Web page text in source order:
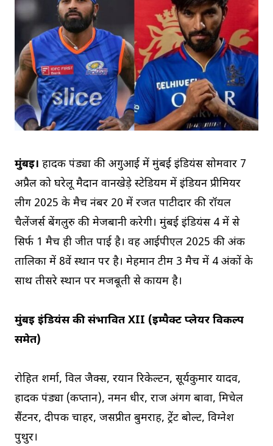
मुंबई। हार्दिक पंड्या की अगुआई में मुंबई इंडियंस सोमवार 7
अप्रैल को घरेलू मैदान वानखेड़े स्टेडियम में इंडियन प्रीमियर
लीग 2025 के मैच नंबर 20 में रजत पाटीदार की रॉयल
चैलेंजर्स बेंगलुरु की मेजबानी करेगी। मुंबई इंडियंस 4 में से
सिर्फ 1 मैच ही जीत पाई है। वह आईपीएल 2025 की अंक
तालिका में 8वें स्थान पर है। मेहमान टीम 3 मैच में 4 अंकों के
साथ तीसरे स्थान पर मजबूती से कायम है।
मुंबई इंडियंस की संभावित XII (इम्पैक्ट प्लेयर विकल्प
समेत)
रोहित शर्मा, विल जैक्स, रयान रिकेल्टन, सूर्यकुमार यादव,
हार्दिक पंड्या (कप्तान), नमन धीर, राज अंगग बावा, मिचेल
सैंटनर, दीपक चाहर, जसप्रीत बुमराह, ट्रेंट बोल्ट, विग्नेश
पुथुर।